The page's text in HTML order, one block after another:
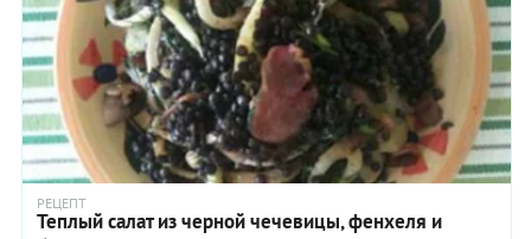
РЕЦЕПТ
Теплый салат из черной чечевицы, фенхеля и